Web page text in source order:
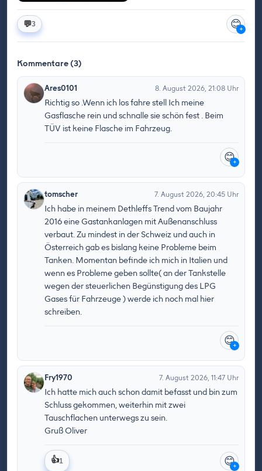
💬3 😊+
Kommentare (3)
Ares0101 8. August 2026, 21:08 Uhr
Richtig so .Wenn ich los fahre stell Ich meine
Gasflasche rein und schnalle sie schön fest . Beim
TÜV ist keine Flasche im Fahrzeug.
😊+
tomscher 7. August 2026, 20:45 Uhr
Ich habe in meinem Dethleffs Trend vom Baujahr
2016 eine Gastankanlagen mit Außenanschluss
verbaut. Zu mindest in der Schweiz und auch in
Österreich gab es bislang keine Probleme beim
Tanken. Momentan befinde ich mich in Italien und
wenn es Probleme geben sollte( an der Tankstelle
wegen der steuerlichen Begünstigung des LPG
Gases für Fahrzeuge ) werde ich noch mal hier
schreiben.
😊+
Fry1970 7. August 2026, 11:47 Uhr
Ich hatte mich auch schon damit befasst und bin zum
Schluss gekommen, weiterhin mit zwei
Tauschflachen unterwegs zu sein.
Gruß Oliver
👍1 😊+